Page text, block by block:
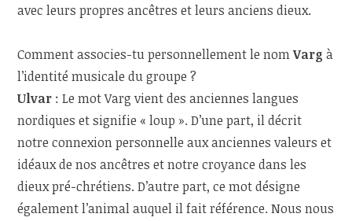
avec leurs propres ancêtres et leurs anciens dieux.
Comment associes-tu personnellement le nomVargà
l’identité musicale du groupe ?
Ulvar : Le mot Varg vient des anciennes langues
nordiques et signifie « loup ». D’une part, il décrit
notre connexion personnelle aux anciennes valeurs et
idéaux de nos ancêtres et notre croyance dans les
dieux pré-chrétiens. D’autre part, ce mot désigne
également l’animal auquel il fait référence. Nous nous